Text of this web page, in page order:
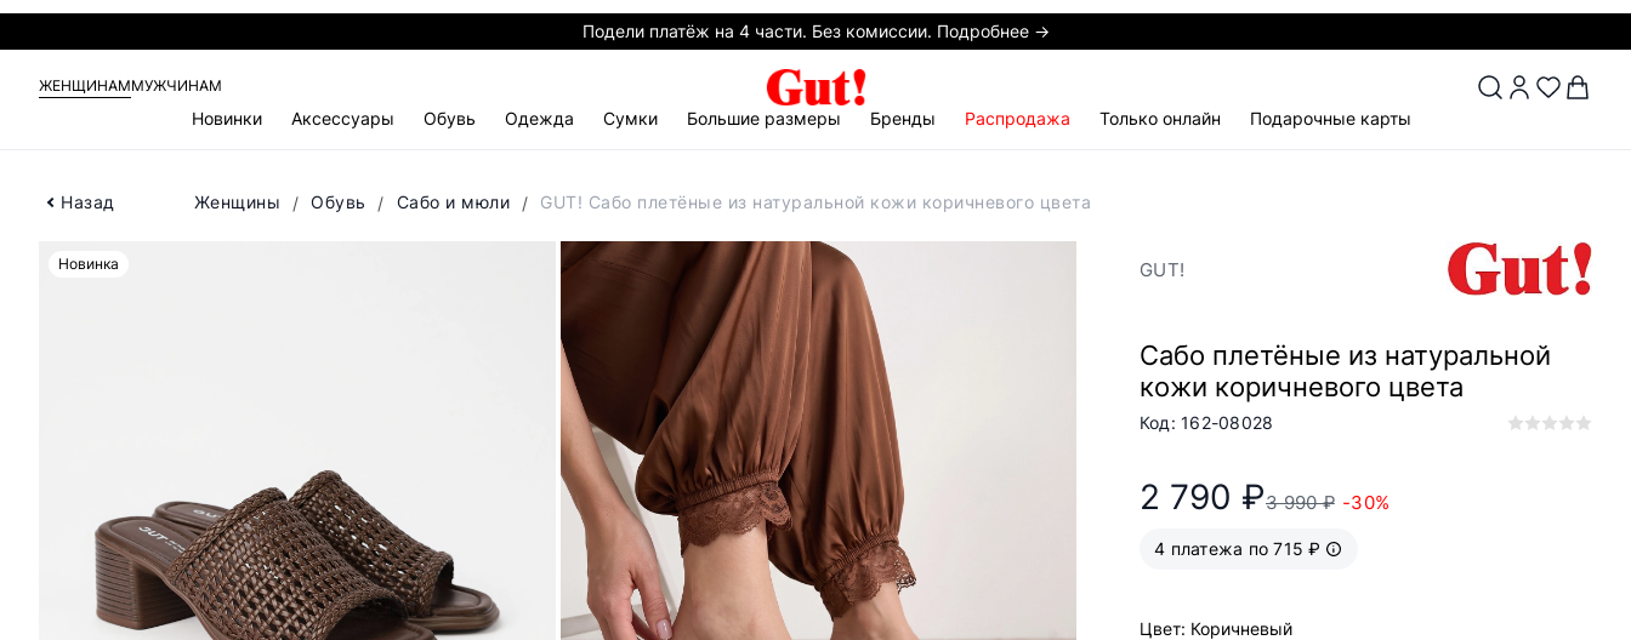
Подели платёж на 4 части. Без комиссии. Подробнее →
ЖЕНЩИНАММУЖЧИНАМ
Новинки Аксессуары Обувь Одежда Сумки Большие размеры Бренды Распродажа Только онлайн Подарочные карты
Назад Женщины Обувь Сабо и мюли GUT! Сабо плетёные из натуральной кожи коричневого цвета
Новинка GUT!
Сабо плетёные из натуральной
кожи коричневого цвета
Код: 162-08028
2 790 ₽3 990 ₽ -30%
4 платежа по 715 ₽
Цвет: Коричневый